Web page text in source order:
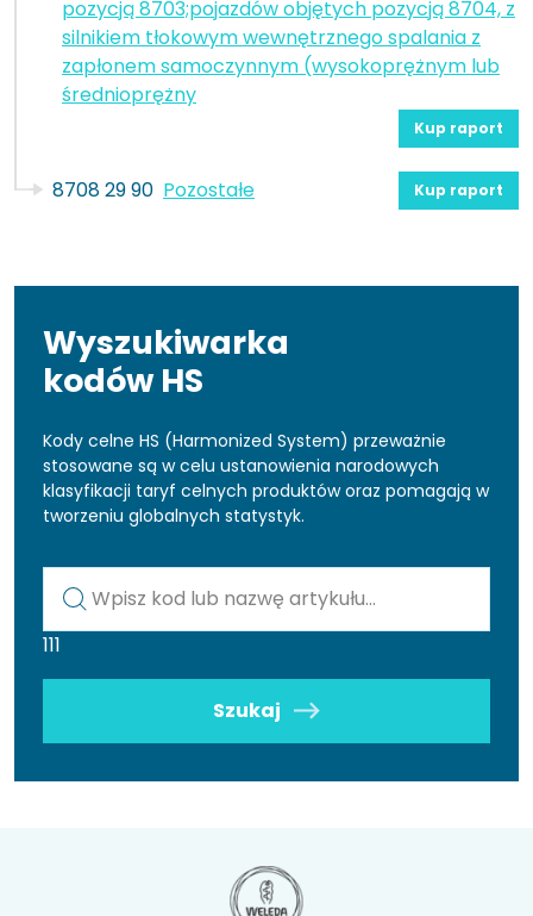
pozycją 8703;pojazdów objętych pozycją 8704, z
silnikiem tłokowym wewnętrznego spalania z
zapłonem samoczynnym (wysokoprężnym lub
średnioprężny
Kup raport
8708 29 90 Pozostałe Kup raport
Wyszukiwarka
kodów HS
Kody celne HS (Harmonized System) przeważnie
stosowane są w celu ustanowienia narodowych
klasyfikacji taryf celnych produktów oraz pomagają w
tworzeniu globalnych statystyk.
111
Szukaj